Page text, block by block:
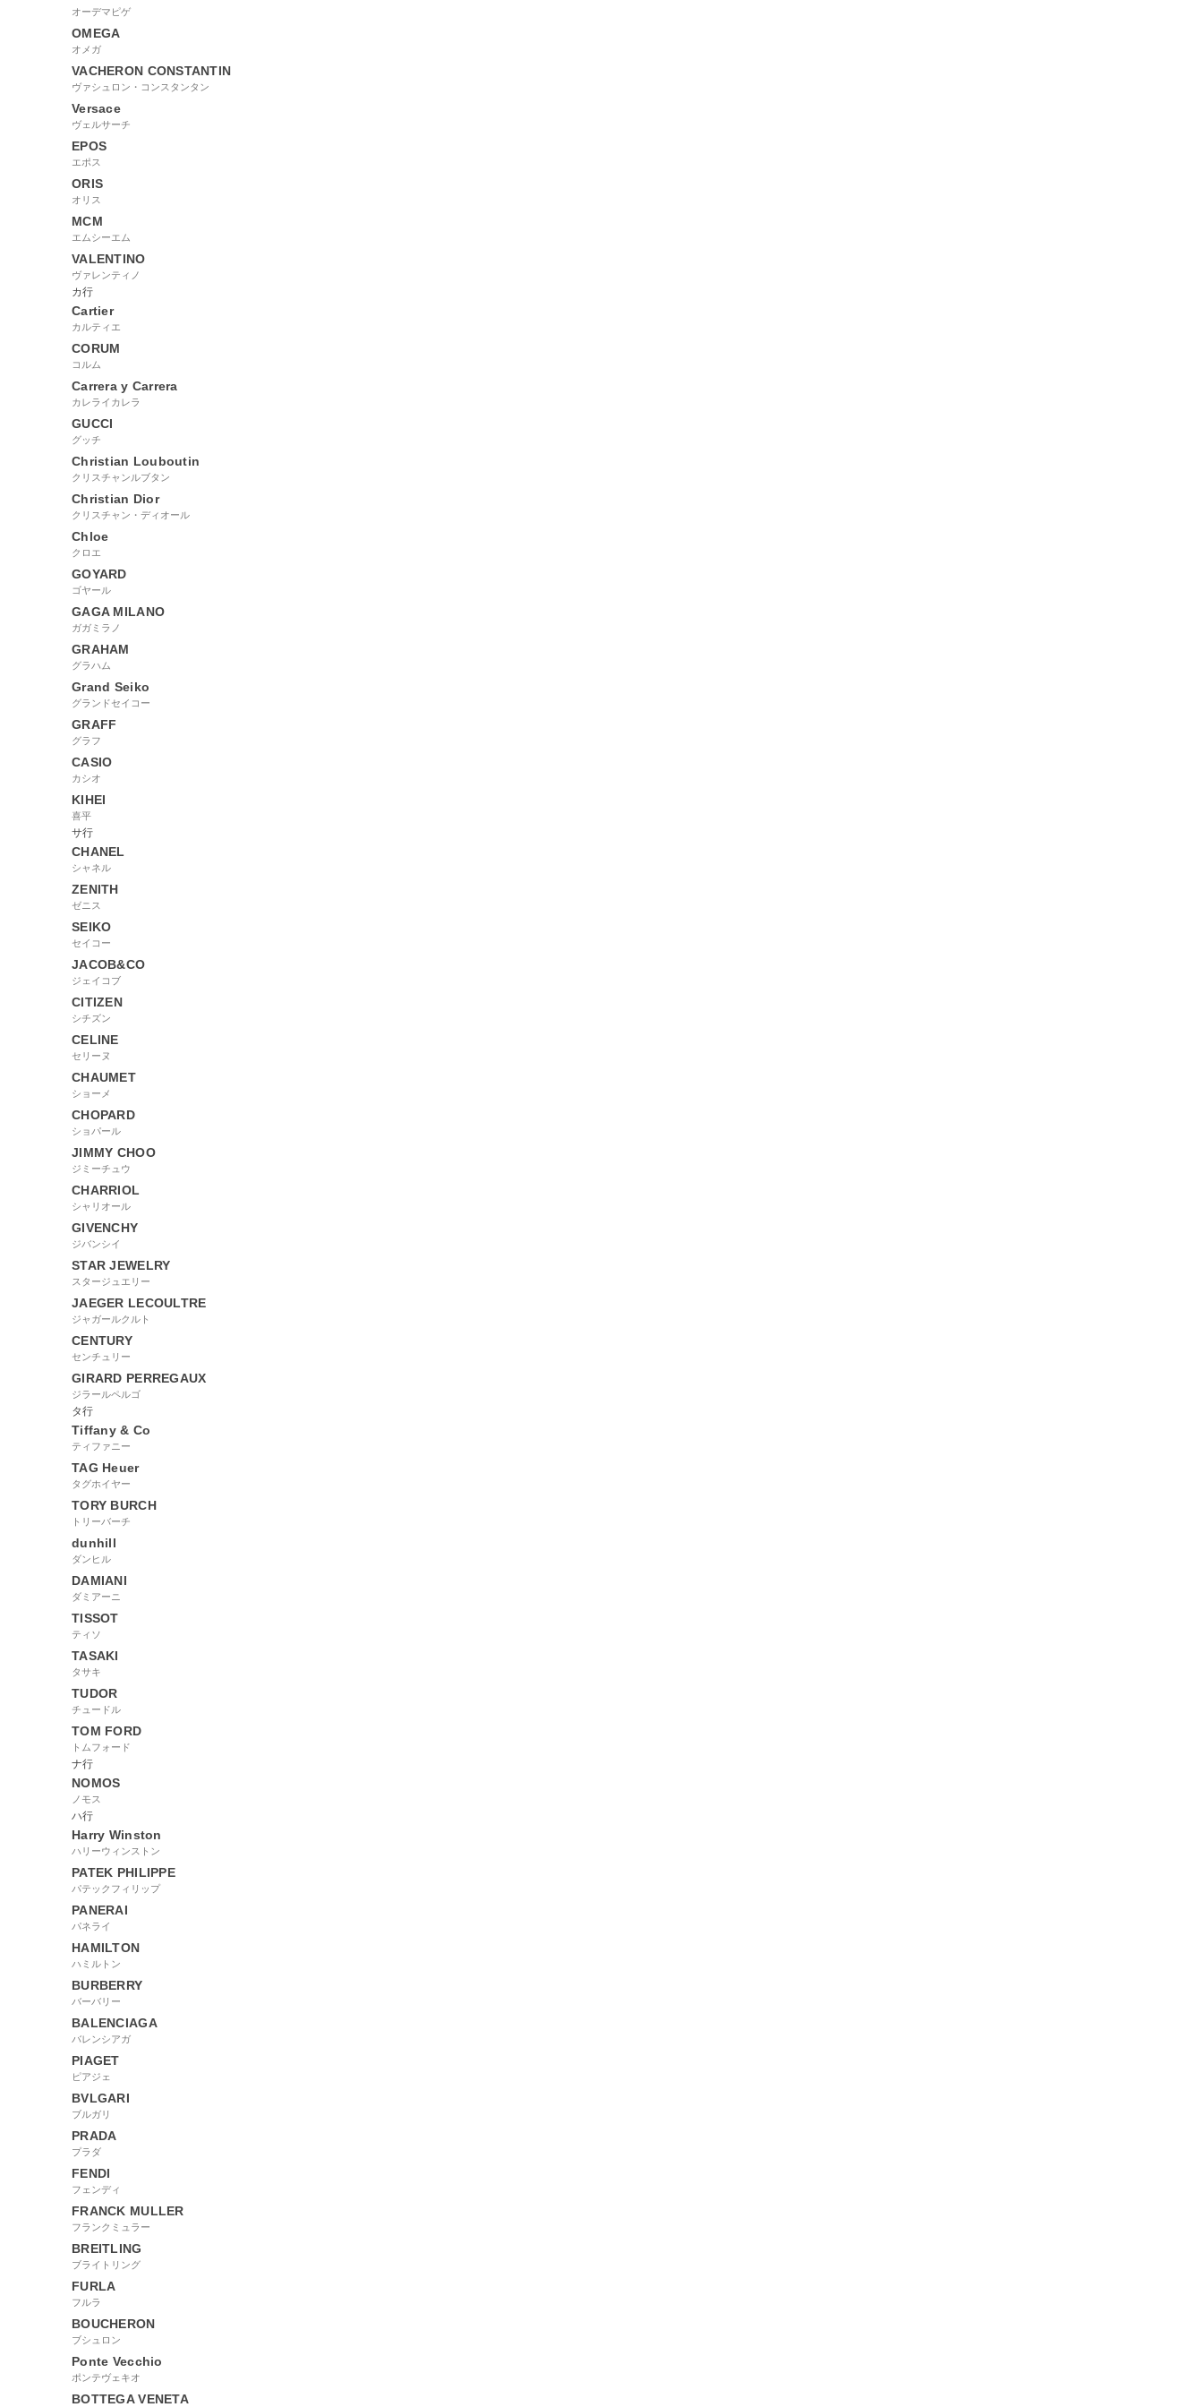
オーデマピゲ
OMEGA
オメガ
VACHERON CONSTANTIN
ヴァシュロン・コンスタンタン
Versace
ヴェルサーチ
EPOS
エポス
ORIS
オリス
MCM
エムシーエム
VALENTINO
ヴァレンティノ
カ行
Cartier
カルティエ
CORUM
コルム
Carrera y Carrera
カレライカレラ
GUCCI
グッチ
Christian Louboutin
クリスチャンルブタン
Christian Dior
クリスチャン・ディオール
Chloe
クロエ
GOYARD
ゴヤール
GAGA MILANO
ガガミラノ
GRAHAM
グラハム
Grand Seiko
グランドセイコー
GRAFF
グラフ
CASIO
カシオ
KIHEI
喜平
サ行
CHANEL
シャネル
ZENITH
ゼニス
SEIKO
セイコー
JACOB&CO
ジェイコブ
CITIZEN
シチズン
CELINE
セリーヌ
CHAUMET
ショーメ
CHOPARD
ショパール
JIMMY CHOO
ジミーチュウ
CHARRIOL
シャリオール
GIVENCHY
ジバンシイ
STAR JEWELRY
スタージュエリー
JAEGER LECOULTRE
ジャガールクルト
CENTURY
センチュリー
GIRARD PERREGAUX
ジラールペルゴ
タ行
Tiffany & Co
ティファニー
TAG Heuer
タグホイヤー
TORY BURCH
トリーバーチ
dunhill
ダンヒル
DAMIANI
ダミアーニ
TISSOT
ティソ
TASAKI
タサキ
TUDOR
チュードル
TOM FORD
トムフォード
ナ行
NOMOS
ノモス
ハ行
Harry Winston
ハリーウィンストン
PATEK PHILIPPE
パテックフィリップ
PANERAI
パネライ
HAMILTON
ハミルトン
BURBERRY
バーバリー
BALENCIAGA
バレンシアガ
PIAGET
ピアジェ
BVLGARI
ブルガリ
PRADA
プラダ
FENDI
フェンディ
FRANCK MULLER
フランクミュラー
BREITLING
ブライトリング
FURLA
フルラ
BOUCHERON
ブシュロン
Ponte Vecchio
ポンテヴェキオ
BOTTEGA VENETA